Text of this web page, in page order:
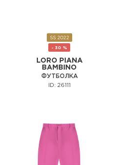
SS 2022
- 30 %
LORO PIANA
BAMBINO
ФУТБОЛКА
ID: 26111